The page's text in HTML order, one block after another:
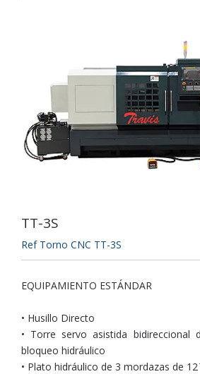
TT-3S
Ref Torno CNC TT-3S
EQUIPAMIENTO ESTÁNDAR
• Husillo Directo
• Torre servo asistida bidireccional
bloqueo hidráulico
• Plato hidráulico de 3 mordazas de